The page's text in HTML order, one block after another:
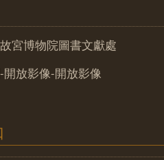
宮博物院圖書文獻處
放影像-開放影像